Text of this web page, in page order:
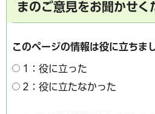
まのご意見をお聞かせく
このページの情報は役に立ちま
1：役に立った
2：役に立たなかった